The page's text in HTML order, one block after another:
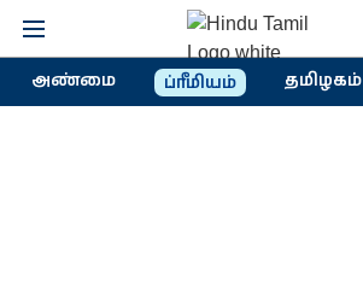
அண்மை ப்ரீமியம் தமிழகம்